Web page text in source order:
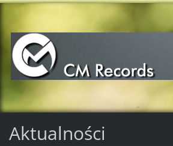
Aktualności